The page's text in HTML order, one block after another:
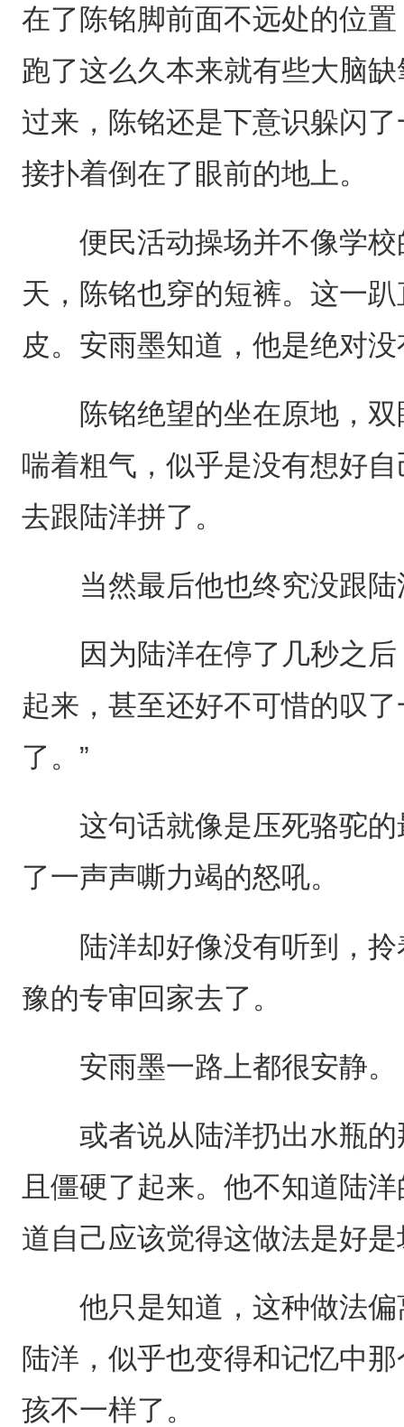
在了陈铭脚前面不远处的位
跑了这么久本来就有些大脑
过来，陈铭还是下意识躲闪
接扑着倒在了眼前的地上。
便民活动操场并不像学校
天，陈铭也穿的短裤。这一
皮。安雨墨知道，他是绝对
陈铭绝望的坐在原地，双
喘着粗气，似乎是没有想好
去跟陆洋拼了。
当然最后他也终究没跟陆
因为陆洋在停了几秒之后
起来，甚至还好不可惜的叹
了。”
这句话就像是压死骆驼的
了一声声嘶力竭的怒吼。
陆洋却好像没有听到，拎
豫的专审回家去了。
安雨墨一路上都很安静。
或者说从陆洋扔出水瓶的
且僵硬了起来。他不知道陆
道自己应该觉得这做法是好是
他只是知道，这种做法偏
陆洋，似乎也变得和记忆中
孩不一样了。